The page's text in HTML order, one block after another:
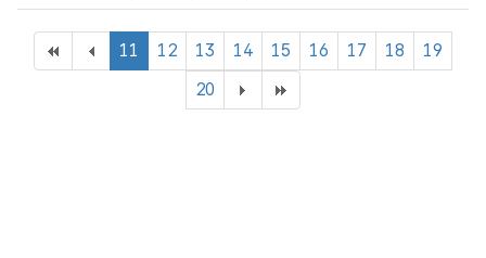
11 12 13 14 15 16 17 18
19
20